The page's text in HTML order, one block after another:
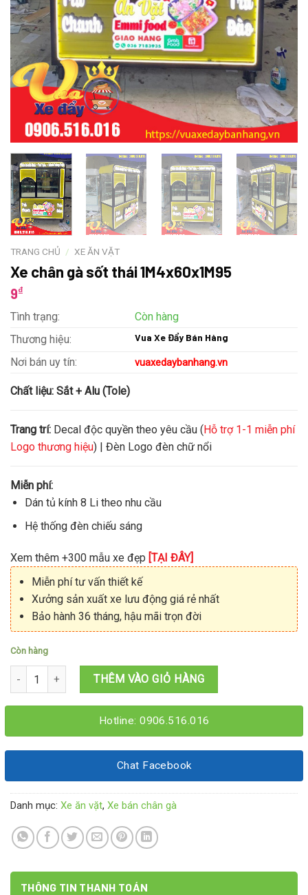
TRANG CHỦ / XE ĂN VẶT
Xe chân gà sốt thái 1M4x60x1M95
9₫
Tình trạng:
Còn hàng
Thương hiệu:
Vua Xe Đẩy Bán Hàng
Nơi bán uy tín: vuaxedaybanhang.vn
Chất liệu: Sắt + Alu (Tole)
Trang trí: Decal độc quyền theo yêu cầu (Hỗ trợ 1-1 miễn phí
Logo thương hiệu) | Đèn Logo đèn chữ nổi
Miễn phí:
Dán tủ kính 8 Li theo nhu cầu
Hệ thống đèn chiếu sáng
Xem thêm +300 mẫu xe đẹp [TẠI ĐÂY]
Miễn phí tư vấn thiết kế
Xưởng sản xuất xe lưu động giá rẻ nhất
Bảo hành 36 tháng, hậu mãi trọn đời
Còn hàng
Xe chân gà sốt thái 1M4x60x1M95 số lượng
THÊM VÀO GIỎ HÀNG
Hotline: 0906.516.016
Chat Facebook
Danh mục: Xe ăn vặt, Xe bán chân gà
THÔNG TIN THANH TOÁN